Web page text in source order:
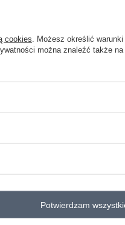
cookies . Możesz określić
można znaleźć także
Potwierdzam